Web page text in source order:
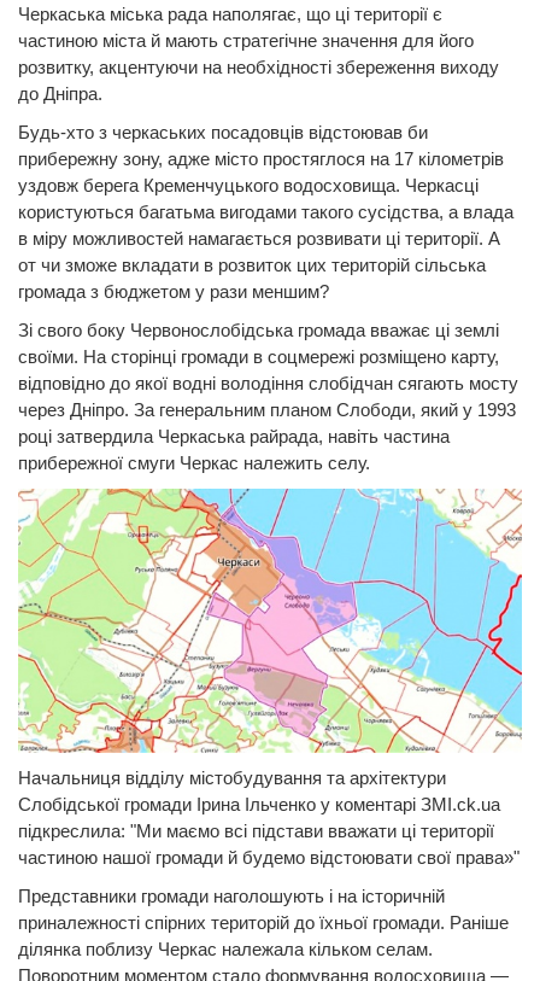
Черкаська міська рада наполягає, що ці території є
частиною міста й мають стратегічне значення для його
розвитку, акцентуючи на необхідності збереження виходу
до Дніпра.
Будь-хто з черкаських посадовців відстоював би
прибережну зону, адже місто простяглося на 17 кілометрів
уздовж берега Кременчуцького водосховища. Черкасці
користуються багатьма вигодами такого сусідства, а влада
в міру можливостей намагається розвивати ці території. А
от чи зможе вкладати в розвиток цих територій сільська
громада з бюджетом у рази меншим?
Зі свого боку Червонослобідська громада вважає ці землі
своїми. На сторінці громади в соцмережі розміщено карту,
відповідно до якої водні володіння слобідчан сягають мосту
через Дніпро. За генеральним планом Слободи, який у 1993
році затвердила Черкаська райрада, навіть частина
прибережної смуги Черкас належить селу.
Начальниця відділу містобудування та архітектури
Слобідської громади Ірина Ільченко у коментарі ЗМІ.ck.ua
підкреслила: "Ми маємо всі підстави вважати ці території
частиною нашої громади й будемо відстоювати свої права»"
Представники громади наголошують і на історичній
приналежності спірних територій до їхньої громади. Раніше
ділянка поблизу Черкас належала кільком селам.
Поворотним моментом стало формування водосховища —